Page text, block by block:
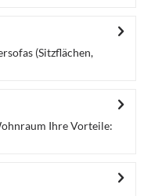
(Sitzflächen,
Ihre Vorteile: